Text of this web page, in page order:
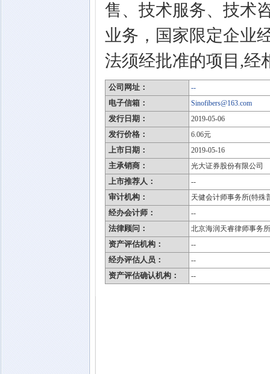
售、技术服务、技术
业务，国家限定企业
法须经批准的项目,经
公司网址： --
电子信箱： Sinofibers@163.com
发行日期： 2019-05-06
发行价格： 6.06元
上市日期： 2019-05-16
主承销商： 光大证券股份有限公司
上市推荐人： --
审计机构： 天健会计师事务所(特殊
经办会计师： --
法律顾问： 北京海润天睿律师事务所
资产评估机构： --
经办评估人员： --
资产评估确认机构： --